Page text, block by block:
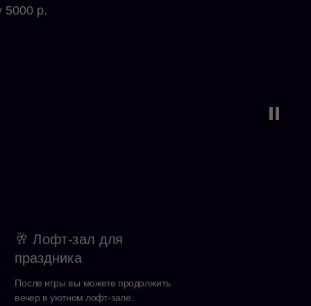
5000 р.
🥂 Лофт-зал для
праздника
После игры вы можете продолжить
вечер в уютном лофт-зале: